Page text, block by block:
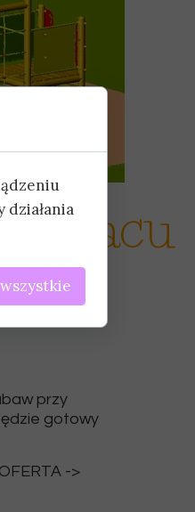
placu
przy
gotowy
->